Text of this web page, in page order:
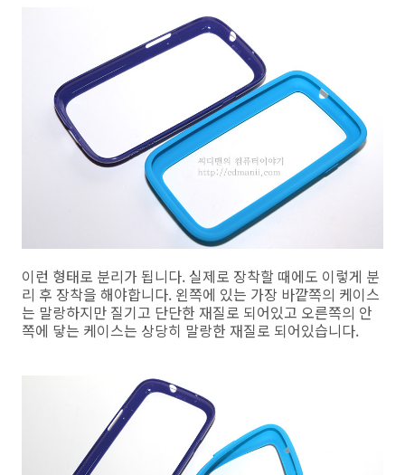
이런 형태로 분리가 됩니다. 실제로 장착할 때에도 이렇게 분
리 후 장착을 해야합니다. 왼쪽에 있는 가장 바깥쪽의 케이스
는 말랑하지만 질기고 단단한 재질로 되어있고 오른쪽의 안
쪽에 닿는 케이스는 상당히 말랑한 재질로 되어있습니다.